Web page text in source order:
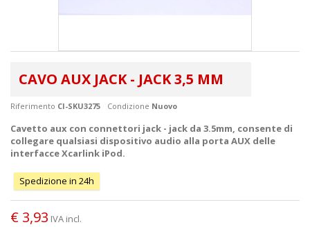
CAVO AUX JACK - JACK 3,5 MM
Riferimento CI-SKU3275 Condizione Nuovo
Cavetto aux con connettori jack - jack da 3.5mm, consente di
collegare qualsiasi dispositivo audio alla porta AUX delle
interfacce Xcarlink iPod.
Spedizione in 24h
€ 3,93 IVA incl.